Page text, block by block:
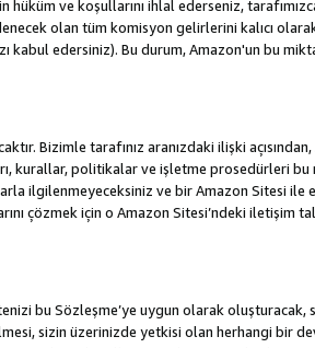
ve koşullarını ihlal ederseniz,
olan tüm komisyon gelirlerini kalıcı olarak
edersiniz). Bu durum, Amazon'un bu
Bizimle tarafınız aranızdaki ilişki
kurallar, politikalar ve işletme prosedürleri
ilgilenmeyeceksiniz ve bir Amazon Sitesi
çözmek için o Amazon Sitesi’ndeki iletişim
bu Sözleşme’ye uygun olarak oluşturacak,
sizin üzerinizde yetkisi olan herhangi bir